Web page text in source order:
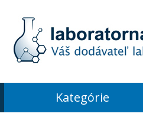
Kategórie